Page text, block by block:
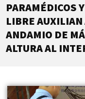
PARAMÉDICOS
LIBRE AUXILIAN
ANDAMIO DE
ALTURA AL